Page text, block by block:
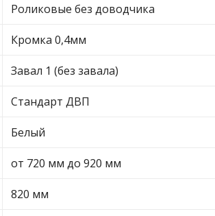
Роликовые без доводчика
Кромка 0,4мм
Завал 1 (без завала)
Стандарт ДВП
Белый
от 720 мм до 920 мм
820 мм